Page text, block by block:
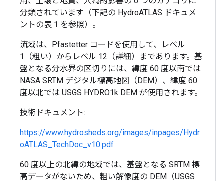
分類されています（下記の HydroATLAS ドキュメ
ントの表 1 を参照）。
流域は、Pfastetter コードを使用して、レベル
1（粗い）からレベル 12（詳細）まであります。基
盤となる分水界の区切りには、緯度 60 度以南では
NASA SRTM デジタル標高地図（DEM）、緯度 60
度以北では USGS HYDRO1k DEM が使用されます。
技術ドキュメント:
https://www.hydrosheds.org/images/inpages/Hydr
oATLAS_TechDoc_v10.pdf
60 度以上の北緯の地域では、基盤となる SRTM 標
高データがないため、粗い解像度の DEM（USGS